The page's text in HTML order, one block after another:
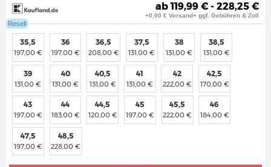
Resell
ab 119,99 € - 228,25 €
+0,00 € Versand+ ggf. Gebühren & Zoll
35,5
197,00 €
36
197,00 €
36,5
208,00 €
37,5
131,00 €
38
131,00 €
38,5
131,00 €
39
131,00 €
40
131,00 €
40,5
131,00 €
41
131,00 €
42
222,00 €
42,5
170,00 €
43
197,00 €
44
183,00 €
44,5
120,00 €
45
197,00 €
45,5
222,00 €
46
184,00 €
47,5
197,00 €
48,5
228,00 €